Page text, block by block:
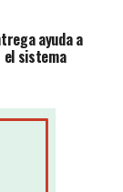
ayuda a
sistema